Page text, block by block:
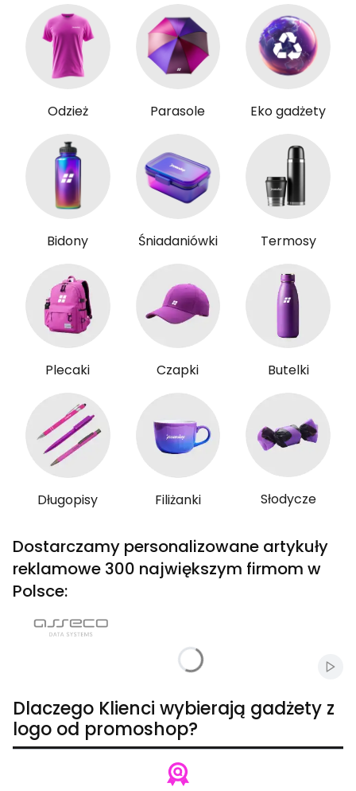
Odzież Parasole Eko gadżety
Bidony Śniadaniówki Termosy
Plecaki Czapki Butelki
Długopisy Filiżanki Słodycze
Dostarczamy personalizowane artykuły
reklamowe 300 największym firmom w
Polsce:
Dlaczego Klienci wybierają gadżety z
logo od promoshop?